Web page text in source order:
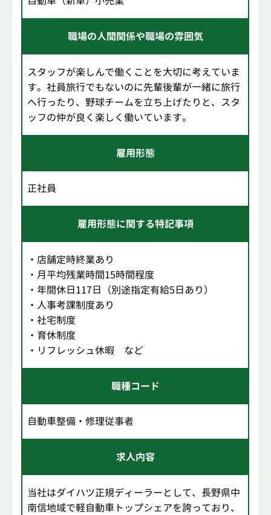
職場の人間関係や職場の雰囲気
スタッフが楽しんで働くことを大切に考えていま
す。社員旅行でもないのに先輩後輩が一緒に旅行
へ行ったり、野球チームを立ち上げたりと、スタ
ッフの仲が良く楽しく働いています。
雇用形態
正社員
雇用形態に関する特記事項
・店舗定時終業あり
・月平均残業時間15時間程度
・年間休日117日（別途指定有給5日あり）
・人事考課制度あり
・社宅制度
・育休制度
・リフレッシュ休暇 など
職種コード
自動車整備・修理従事者
求人内容
当社はダイハツ正規ディーラーとして、長野県中
南信地域で軽自動車トップシェアを誇っており、